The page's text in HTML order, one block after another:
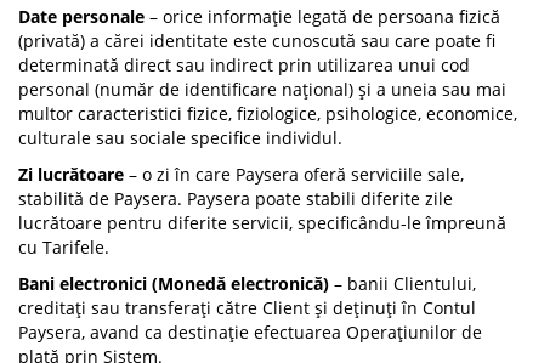
Date personale – orice informație legată de persoana fizică
(privată) a cărei identitate este cunoscută sau care poate fi
determinată direct sau indirect prin utilizarea unui cod
personal (număr de identificare național) și a uneia sau mai
multor caracteristici fizice, fiziologice, psihologice, economice,
culturale sau sociale specifice individul.
Zi lucrătoare – o zi în care Paysera oferă serviciile sale,
stabilită de Paysera. Paysera poate stabili diferite zile
lucrătoare pentru diferite servicii, specificându-le împreună
cu Tarifele.
Bani electronici (Monedă electronică) – banii Clientului,
creditați sau transferați către Client și deținuți în Contul
Paysera, avand ca destinație efectuarea Operațiunilor de
plată prin Sistem.